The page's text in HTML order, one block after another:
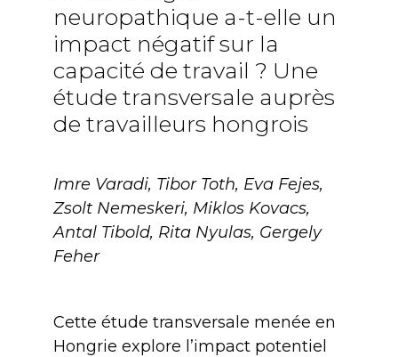
neuropathique a-t-elle un
impact négatif sur la
capacité de travail ? Une
étude transversale auprès
de travailleurs hongrois
Imre Varadi, Tibor Toth, Eva Fejes,
Zsolt Nemeskeri, Miklos Kovacs,
Antal Tibold, Rita Nyulas, Gergely
Feher
Cette étude transversale menée en
Hongrie explore l’impact potentiel